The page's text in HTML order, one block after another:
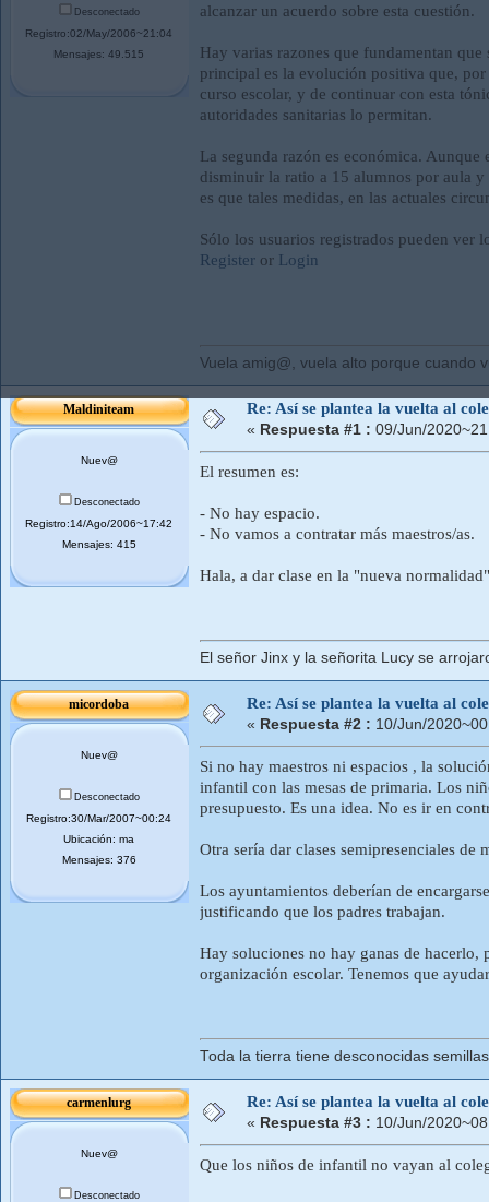
Desconectado
Registro:02/May/2006~21:04
Mensajes: 49.515
alcanzar un acuerdo sobre esta cuestión.
Hay varias razones que fundamentan
principal es la evolución positiva que,
curso escolar, y de continuar con esta
autoridades sanitarias lo permitan.
La segunda razón es económica.
disminuir la ratio a 15 alumnos por aula
es que tales medidas, en las actuales
Sólo los usuarios registrados pueden ver
Register or Login
Vuela amig@, vuela alto porque cuando
Maldiniteam
Nuev@
Desconectado
Registro:14/Ago/2006~17:42
Mensajes: 415
Re: Así se plantea la vuelta al
« Respuesta #1 : 09/Jun/
El resumen es:
- No hay espacio.
- No vamos a contratar más maestros/as.
Hala, a dar clase en la "nueva
El señor Jinx y la señorita Lucy se
micordoba
Nuev@
Desconectado
Registro:30/Mar/2007~00:24
Ubicación: ma
Mensajes: 376
Re: Así se plantea la vuelta al
« Respuesta #2 : 10/Jun/
Si no hay maestros ni espacios , la
infantil con las mesas de primaria. Los
presupuesto. Es una idea. No es ir en
Otra sería dar clases semipresenciales
Los ayuntamientos deberían de
justificando que los padres trabajan.
Hay soluciones no hay ganas de hacerlo,
organización escolar. Tenemos que
Toda la tierra tiene desconocidas
carmenlurg
Nuev@
Desconectado
Re: Así se plantea la vuelta al
« Respuesta #3 : 10/Jun/
Que los niños de infantil no vayan al